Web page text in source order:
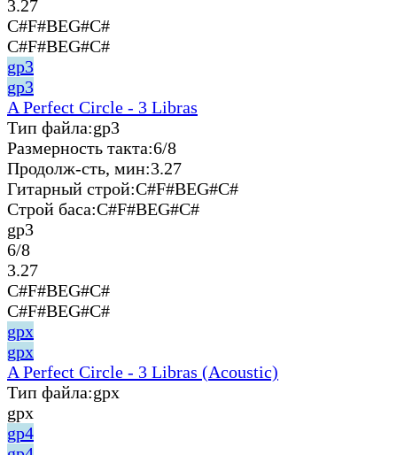
3.27
C#F#BEG#C#
C#F#BEG#C#
gp3
gp3
A Perfect Circle - 3 Libras
Тип файла:gp3
Размерность такта:6/8
Продолж-сть, мин:3.27
Гитарный строй:C#F#BEG#C#
Строй баса:C#F#BEG#C#
gp3
6/8
3.27
C#F#BEG#C#
C#F#BEG#C#
gpx
gpx
A Perfect Circle - 3 Libras (Acoustic)
Тип файла:gpx
gpx
gp4